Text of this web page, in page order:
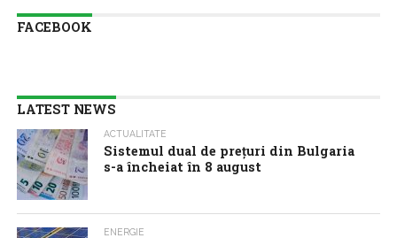
FACEBOOK
LATEST NEWS
ACTUALITATE
Sistemul dual de prețuri din Bulgaria
s-a încheiat în 8 august
ENERGIE